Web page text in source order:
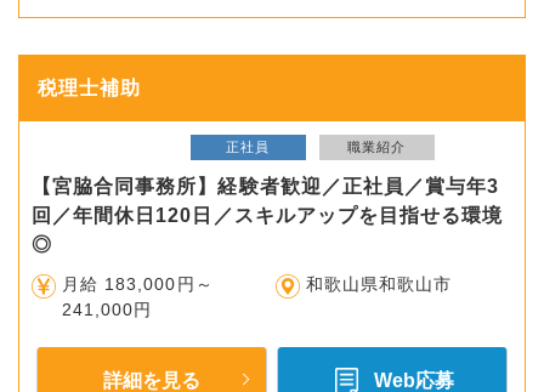
税理士補助
正社員 職業紹介
【宮脇合同事務所】経験者歓迎／正社員／賞与年3
回／年間休日120日／スキルアップを目指せる環境
◎
月給 183,000円～
241,000円
和歌山県和歌山市
詳細を見る Web応募